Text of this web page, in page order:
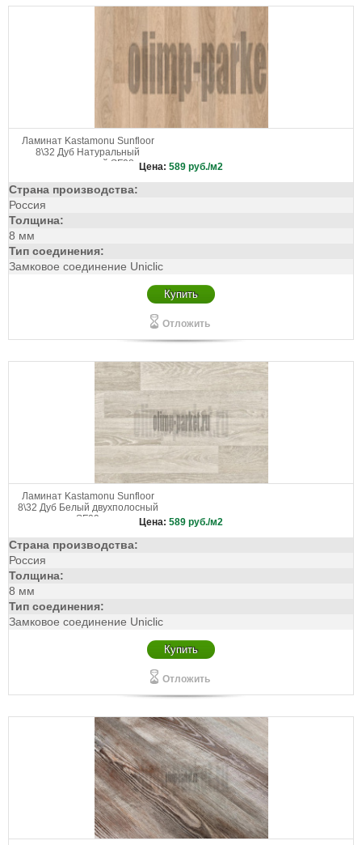
Ламинат Kastamonu Sunfloor
8\32 Дуб Натуральный
двухполосный SF08
Цена: 589 руб./м2
Страна производства:
Россия
Толщина:
8 мм
Тип соединения:
Замковое соединение Uniclic
Купить
Отложить
Ламинат Kastamonu Sunfloor
8\32 Дуб Белый двухполосный
SF09
Цена: 589 руб./м2
Страна производства:
Россия
Толщина:
8 мм
Тип соединения:
Замковое соединение Uniclic
Купить
Отложить